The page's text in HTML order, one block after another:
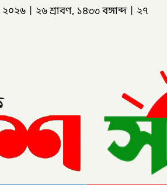
২৬ শ্রাবণ, ১৪৩৩ বঙ্গাব্দ
২৭